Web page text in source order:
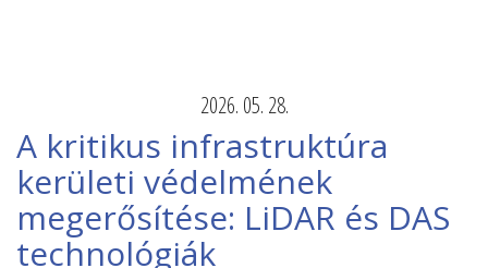
2026. 05. 28.
A kritikus infrastruktúra
kerületi védelmének
megerősítése: LiDAR és DAS
technológiák